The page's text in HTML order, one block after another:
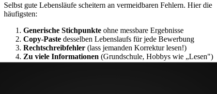
Selbst gute Lebensläufe scheitern an vermeidbaren Fehlern. Hier die
häufigsten:
Generische Stichpunkte ohne messbare Ergebnisse
Copy-Paste desselben Lebenslaufs für jede Bewerbung
Rechtschreibfehler (lass jemanden Korrektur lesen!)
Zu viele Informationen (Grundschule, Hobbys wie „Lesen")
Veraltetes Layout(bunte Designs von Canva)